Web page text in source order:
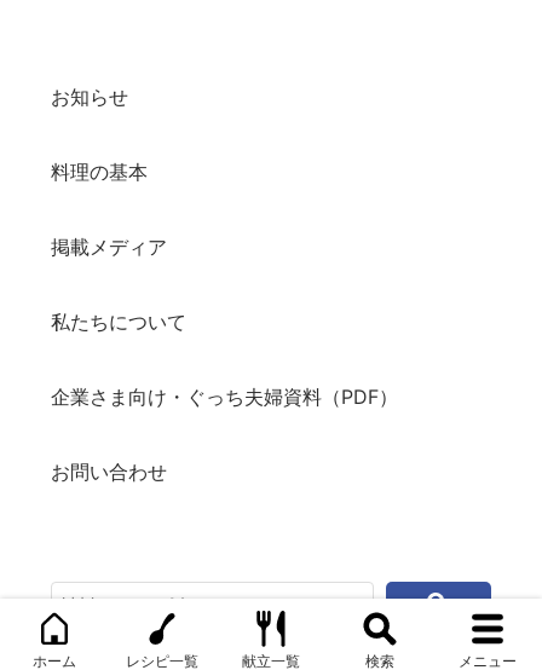
ホーム レシピ一覧 献立一覧 検索 メニュー
お知らせ
料理の基本
掲載メディア
私たちについて
企業さま向け・ぐっち夫婦資料（PDF）
お問い合わせ